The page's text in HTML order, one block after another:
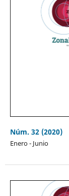
Núm. 32 (2020)
Enero - Junio